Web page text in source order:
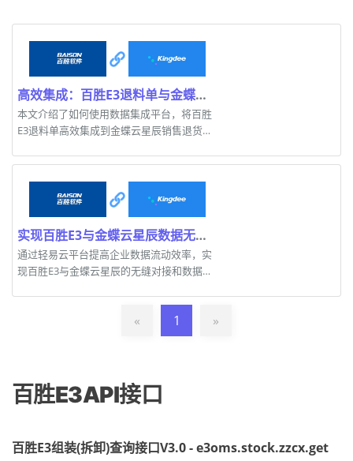
高效集成：百胜E3退料单与金蝶云星辰销售退货单对接方案
本文介绍了如何使用数据集成平台，将百胜
E3退料单高效集成到金蝶云星辰销售退货
实现百胜E3与金蝶云星辰数据无缝对接
通过轻易云平台提高企业数据流动效率，实
现百胜E3与金蝶云星辰的无缝对接和数据管
« 1 »
百胜E3API接口
百胜E3组装(拆卸)查询接口V3.0 - e3oms.stock.zzcx.get